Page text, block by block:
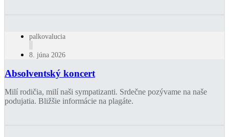
palkovalucia
8. júna 2026
Absolventský koncert
Milí rodičia, milí naši sympatizanti. Srdečne pozývame na naše
podujatia. Bližšie informácie na plagáte.